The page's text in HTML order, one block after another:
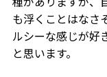
も浮くことはなさ
ルシーな感じが好
と思います。